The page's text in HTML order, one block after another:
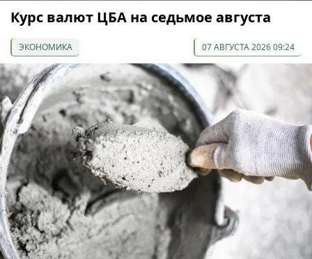
Курс валют ЦБА на седьмое августа
ЭКОНОМИКА 07 АВГУСТА 2026 09:24